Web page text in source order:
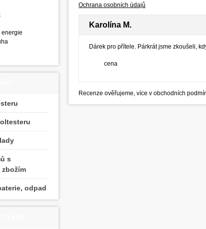
Ochrana osobních údajů
Karolína M.
Dárek pro přítele. Párkrát jsme zkoušeli,
cena
Recenze ověřujeme, více v obchodních
energie
s
odpad